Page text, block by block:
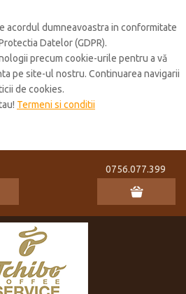
acordul dumneavoastra in conformitate
Datelor (GDPR).
precum cookie-urile pentru a vă
pe site-ul nostru. Continuarea navigarii
de cookies.
Termeni si conditii
0756.077.399